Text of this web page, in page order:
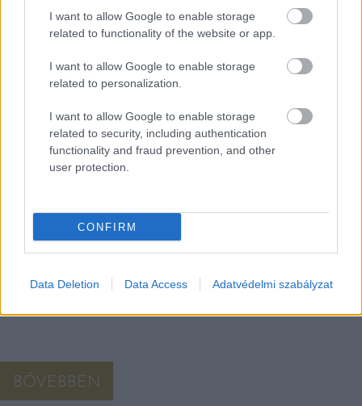
I want to allow Google to enable storage
related to functionality of the website or app.
I want to allow Google to enable storage
related to personalization.
I want to allow Google to enable storage
related to security, including authentication
functionality and fraud prevention, and other
user protection.
CONFIRM
Data Deletion Data Access Adatvédelmi szabályzat
4 ÚJABB MICHELIN-AJÁNLÁST KAPOTT
MAGYARORSZÁG
A világ vezető étteremkalauzaként számon tartott Michelin
BŐVEBBEN